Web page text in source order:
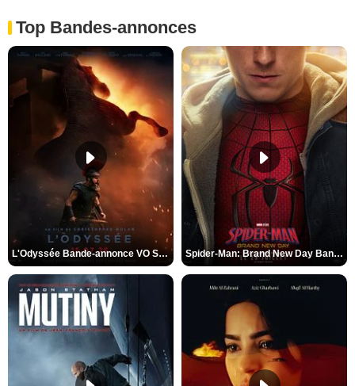
Top Bandes-annonces
L'Odyssée Bande-annonce VO STFR Spider-Man: Brand New Day Bande-annonce VO STFR